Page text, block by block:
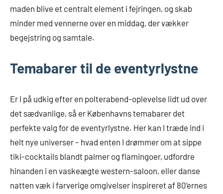
maden blive et centralt element i fejringen, og skab
minder med vennerne over en middag, der vækker
begejstring og samtale.
Temabarer til de eventyrlystne
Er I på udkig efter en polterabend-oplevelse lidt ud over
det sædvanlige, så er Københavns temabarer det
perfekte valg for de eventyrlystne. Her kan I træde ind i
helt nye universer – hvad enten I drømmer om at sippe
tiki-cocktails blandt palmer og flamingoer, udfordre
hinanden i en vaskeægte western-saloon, eller danse
natten væk i farverige omgivelser inspireret af 80’ernes